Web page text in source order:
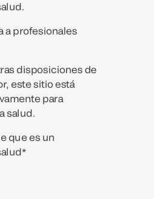
a profesionales
disposiciones de
este sitio está
para
salud.
que es un